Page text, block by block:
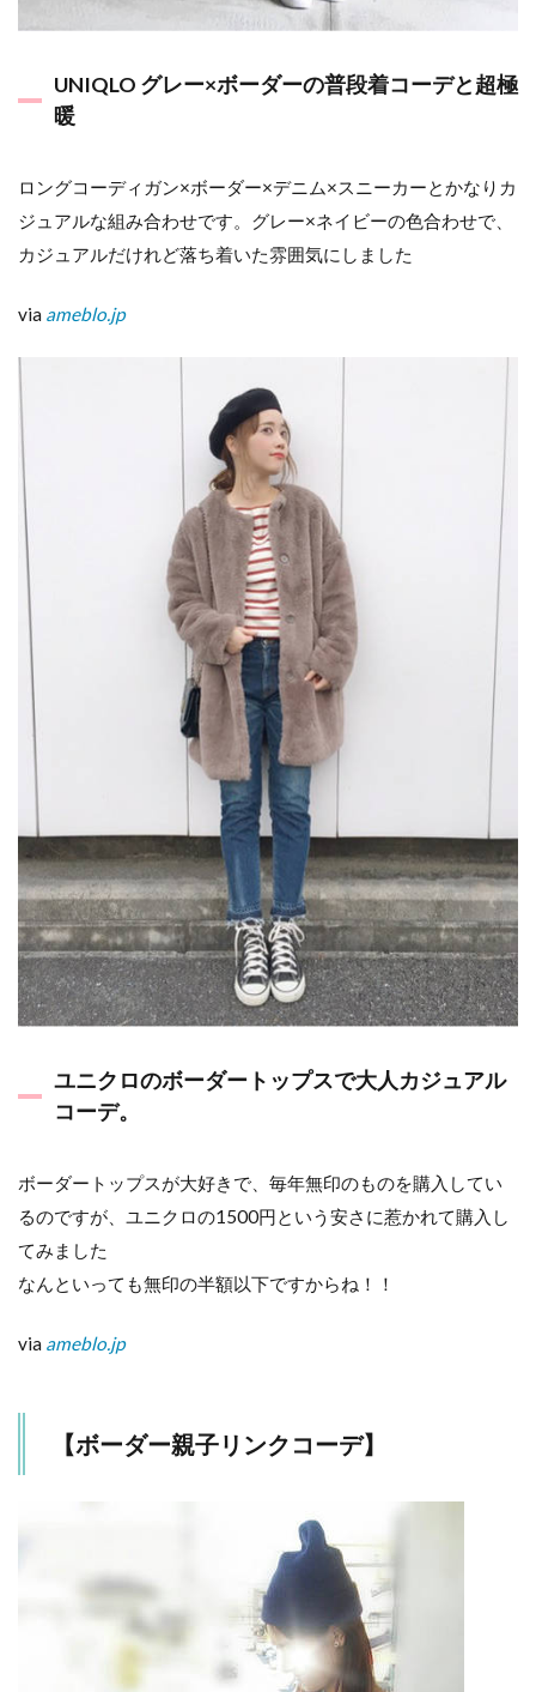
UNIQLO グレー×ボーダーの普段着コーデと超極
暖
ロングコーディガン×ボーダー×デニム×スニーカーとかなりカ
ジュアルな組み合わせです。グレー×ネイビーの色合わせで、
カジュアルだけれど落ち着いた雰囲気にしました
via ameblo.jp
ユニクロのボーダートップスで大人カジュアル
コーデ。
ボーダートップスが大好きで、毎年無印のものを購入してい
るのですが、ユニクロの1500円という安さに惹かれて購入し
てみました
なんといっても無印の半額以下ですからね！！
via ameblo.jp
【ボーダー親子リンクコーデ】